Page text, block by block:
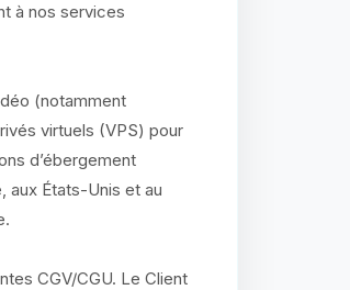
à nos services
(notamment
virtuels (VPS) pour
d’ébergement
aux États-Unis et au
CGV/CGU. Le Client